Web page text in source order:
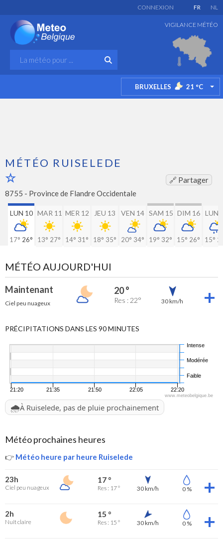
FR NL
CONNEXION
VIGILANCE MÉTÉO
BRUXELLES 21 °C
MÉTÉO RUISELEDE
🔗 Partager
8755 - Province de Flandre Occidentale
LUN 10
17° 26°
MAR 11
13° 27°
MER 12
14° 31°
JEU 13
18° 35°
VEN 14
20° 34°
SAM 15
19° 32°
DIM 16
15° 26°
LUN
15°
MÉTÉO AUJOURD'HUI
Maintenant
Ciel peu nuageux
20 °
Res : 22° 30 km/h
PRÉCIPITATIONS DANS LES 90 MINUTES
21:20 21:35 21:50 22:05 22:20
Faible
Modérée
Intense
www.meteobelgique.be
🌧️À Ruiselede, pas de pluie prochainement
Météo prochaines heures
👉 Météo heure par heure Ruiselede
23h
Ciel peu nuageux
17 °
Res : 17 ° 30 km/h 0 %
2h
Nuit claire
15 °
Res : 15 ° 30 km/h 0 %